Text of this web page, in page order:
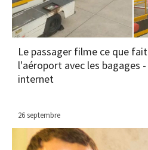
Le passager filme ce que
l'aéroport avec les bagages
internet
26 septembre